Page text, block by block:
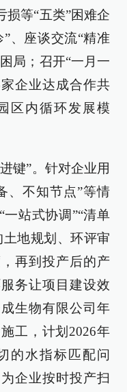
损等“五类”困难企
、座谈交流“精准
局；召开“一月一
企业达成合作共
区内循环发展模
键”。针对企业用
、不知节点”等情
站式协调”“清单
地规划、环评审
再到投产后的产
务让项目建设效
生物有限公司年
工，计划2026年
的水指标匹配问
企业按时投产扫